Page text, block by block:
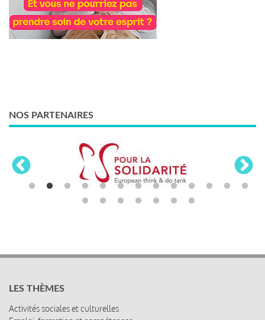
NOS PARTENAIRES
LES THÈMES
Activités sociales et culturelles